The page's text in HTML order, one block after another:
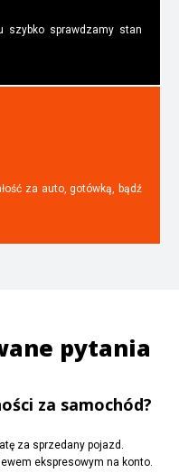
szybko sprawdzamy stan
za auto, gotówką, bądź
pytania
za samochód?
za sprzedany pojazd.
ekspresowym na konto.